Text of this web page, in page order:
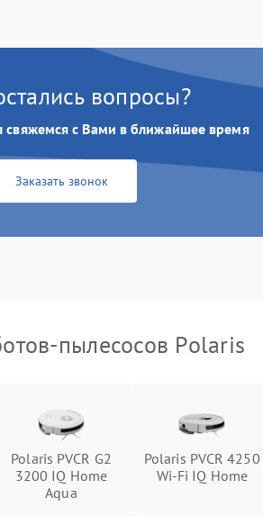
вопросы?
свяжемся с Вами в ближайшее время
Заказать звонок
пылесосов Polaris
Polaris PVCR G2
3200 IQ Home
Aqua
Polaris PVCR 4250
Wi-Fi IQ Home